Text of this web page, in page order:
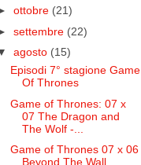
ottobre (21)
settembre (22)
agosto (15)
Episodi 7° stagione Game
Of Thrones
Game of Thrones: 07 x
07 The Dragon and
The Wolf -...
Game of Thrones 07 x 06
Beyond The Wall